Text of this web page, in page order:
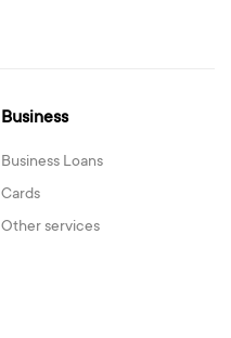
Business
Business Loans
Cards
Other services